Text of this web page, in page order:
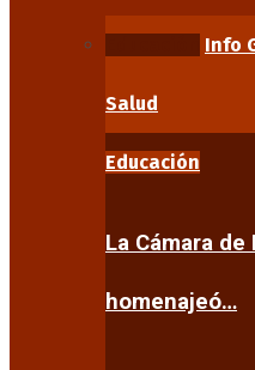
Info
Salud
Educación
La Cámara
homenajeó…